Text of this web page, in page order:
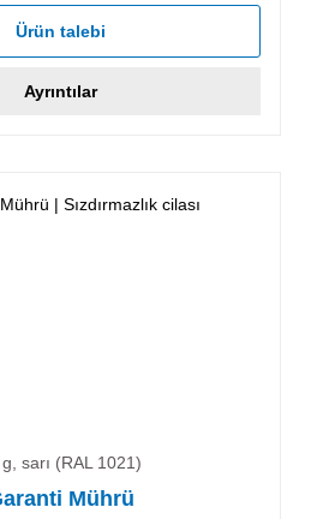
Ürün talebi
Ayrıntılar
sarı (RAL 1021)
Mührü